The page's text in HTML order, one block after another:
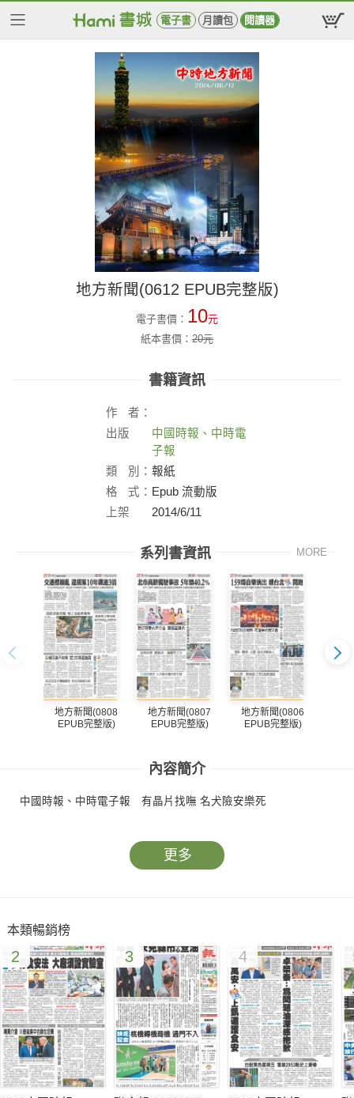
電子書 月讀包 閱讀器
地方新聞(0612 EPUB完整版)
電子書價： 10元
紙本書價： 20元
書籍資訊
作
者：
出版
中國時報、中時電
子報
類
別： 報紙
格
式： Epub 流動版
上架
2014/6/11
系列書資訊 MORE
地方新聞(0808
EPUB完整版)
地方新聞(0807
EPUB完整版)
地方新聞(0806
EPUB完整版)
內容簡介
中國時報、中時電子報 有晶片找嘸 名犬險安樂死
更多
本類暢銷榜
2 3 4